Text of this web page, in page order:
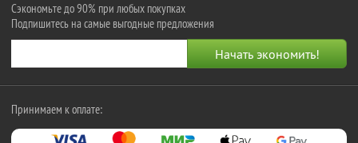
Сэкономьте до 90% при любых покупках
Подпишитесь на самые выгодные предложения
Принимаем к оплате: